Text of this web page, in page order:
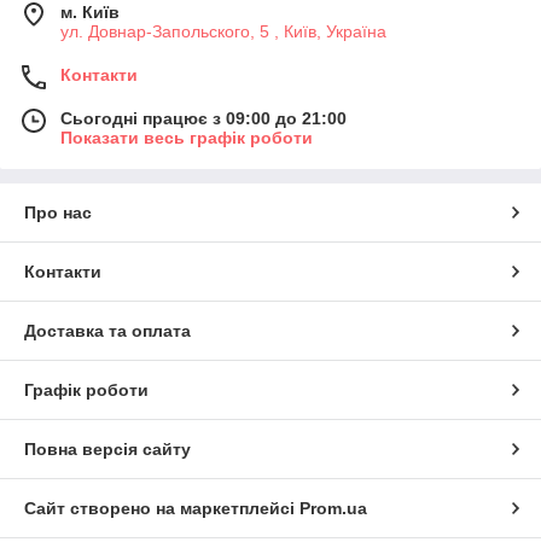
м. Київ
ул. Довнар-Запольского, 5 , Київ, Україна
Контакти
Сьогодні працює з 09:00 до 21:00
Показати весь графік роботи
Про нас
Контакти
Доставка та оплата
Графік роботи
Повна версія сайту
Сайт створено на маркетплейсі Prom.ua